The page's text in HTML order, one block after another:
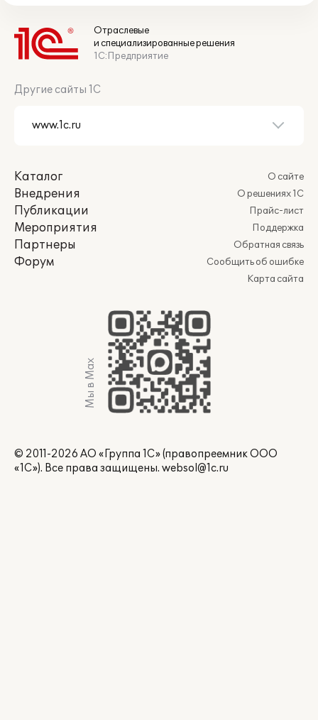
Отраслевые
и специализированные решения
1С:Предприятие
Другие сайты 1С
Каталог
Внедрения
Публикации
Мероприятия
Партнеры
Форум
О сайте
О решениях 1С
Прайс-лист
Поддержка
Обратная связь
Сообщить об ошибке
Карта сайта
Мы в Max
© 2011-2026 АО «Группа 1С» (правопреемник ООО
«1С»). Все права защищены. websol@1c.ru